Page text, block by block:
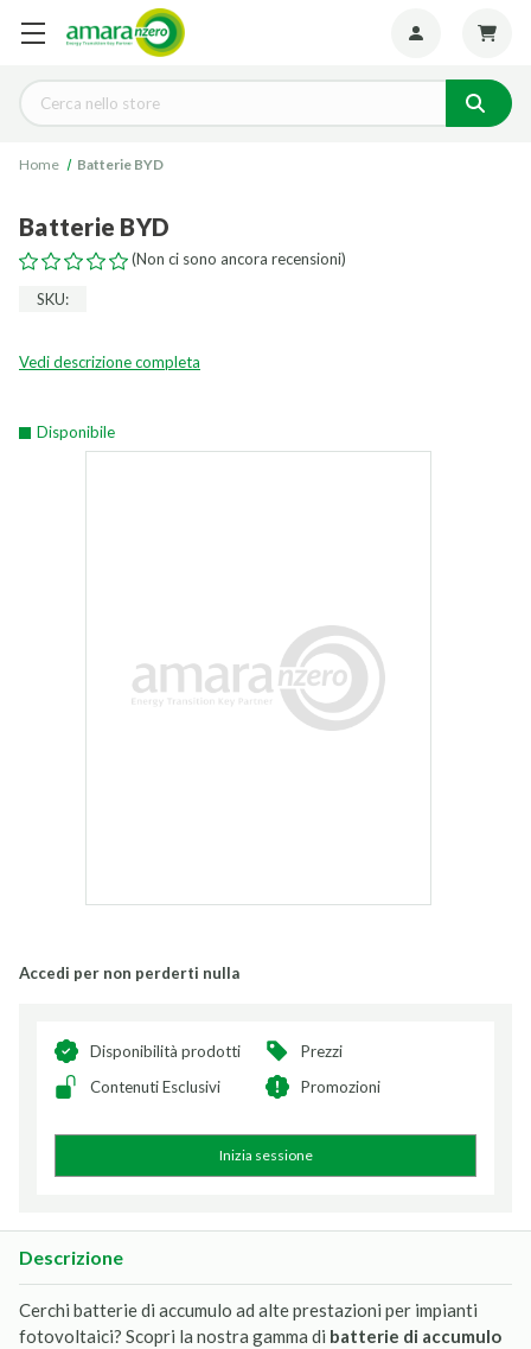
Cerca
Home Batterie BYD
Batterie BYD
(Non ci sono ancora recensioni)
SKU:
Vedi descrizione completa
Disponibile
Accedi per non perderti nulla
Disponibilità prodotti
Prezzi
Contenuti Esclusivi
Promozioni
Inizia sessione
Descrizione
Cerchi batterie di accumulo ad alte prestazioni per impianti
fotovoltaici? Scopri la nostra gamma di batterie di accumulo